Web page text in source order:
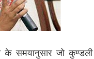
के समयानुसार जो कुण्डली